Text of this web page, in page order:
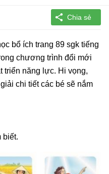
bổ ích trang 89 sgk tiếng
chương trình đổi mới
triển năng lực. Hi vọng,
chi tiết các bé sẽ nắm
biết.